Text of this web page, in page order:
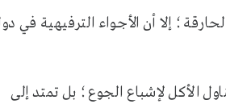
إلا أن الأجواء الترفيهية في
الأكل لإشباع الجوع؛ بل تمتد إلى